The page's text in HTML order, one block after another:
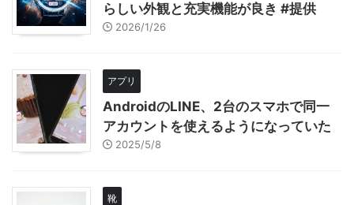
らしい外観と充実機能が良き #提供
2026/1/26
アプリ
AndroidのLINE、2台のスマホで同一
アカウントを使えるようになっていた
2025/5/8
靴